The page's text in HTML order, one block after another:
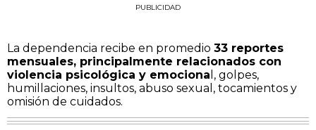
PUBLICIDAD
La dependencia recibe en promedio 33 reportes
mensuales, principalmente relacionados con
violencia psicológica y emociona l, golpes,
humillaciones, insultos, abuso sexual, tocamientos y
omisión de cuidados.